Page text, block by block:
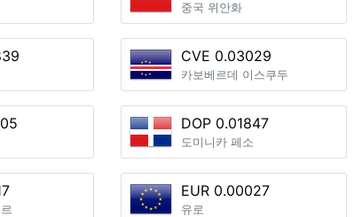
중국 위안화
CVE 0.03029
카보베르데 이스쿠두
DOP 0.01847
도미니카 페소
EUR 0.00027
유로